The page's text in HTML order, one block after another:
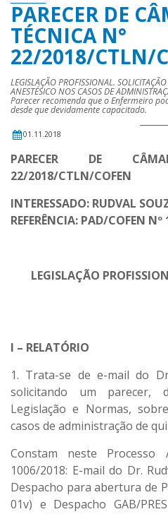
PARECER DE
TÉCNICA N°
22/2018/CTLN/
LEGISLAÇÃO PROFISSIONAL.
ANESTÉSICO NOS CASOS DE
Parecer recomenda que o Enfermeiro
desde que devidamente capacitado.
01.11.2018
PARECER DE
22/2018/CTLN/COFEN
INTERESSADO: RUDVAL
REFERÊNCIA: PAD/COFEN
LEGISLAÇÃO
I – RELATÓRIO
1. Trata-se de e-mail do
solicitando um parecer,
Legislação e Normas,
casos de administração de
Constam neste Processo
1006/2018: E-mail do Dr.
Despacho para abertura de
01v) e Despacho GAB/